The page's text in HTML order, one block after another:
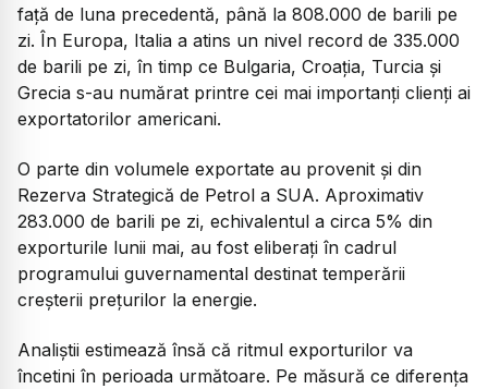
față de luna precedentă, până la 808.000 de barili pe
zi. În Europa, Italia a atins un nivel record de 335.000
de barili pe zi, în timp ce Bulgaria, Croația, Turcia și
Grecia s-au numărat printre cei mai importanți clienți ai
exportatorilor americani.
O parte din volumele exportate au provenit și din
Rezerva Strategică de Petrol a SUA. Aproximativ
283.000 de barili pe zi, echivalentul a circa 5% din
exporturile lunii mai, au fost eliberați în cadrul
programului guvernamental destinat temperării
creșterii prețurilor la energie.
Analiștii estimează însă că ritmul exporturilor va
încetini în perioada următoare. Pe măsură ce diferența